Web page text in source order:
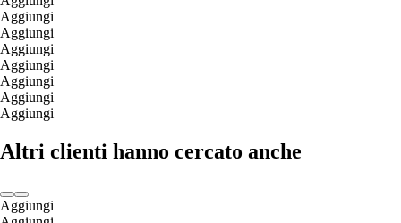
Aggiungi
Aggiungi
Aggiungi
Aggiungi
Aggiungi
Aggiungi
Aggiungi
Altri clienti hanno cercato anche
Aggiungi